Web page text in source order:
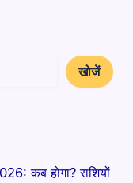
खोजें
कब होगा? राशियों